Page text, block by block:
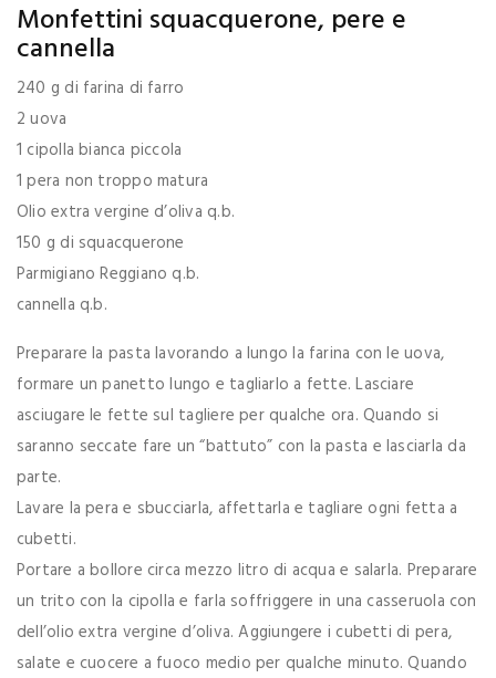
Monfettini squacquerone, pere e
cannella
240 g di farina di farro
2 uova
1 cipolla bianca piccola
1 pera non troppo matura
Olio extra vergine d’oliva q.b.
150 g di squacquerone
Parmigiano Reggiano q.b.
cannella q.b.
Preparare la pasta lavorando a lungo la farina con le uova,
formare un panetto lungo e tagliarlo a fette. Lasciare
asciugare le fette sul tagliere per qualche ora. Quando si
saranno seccate fare un “battuto” con la pasta e lasciarla da
parte.
Lavare la pera e sbucciarla, affettarla e tagliare ogni fetta a
cubetti.
Portare a bollore circa mezzo litro di acqua e salarla. Preparare
un trito con la cipolla e farla soffriggere in una casseruola con
dell’olio extra vergine d’oliva. Aggiungere i cubetti di pera,
salate e cuocere a fuoco medio per qualche minuto. Quando